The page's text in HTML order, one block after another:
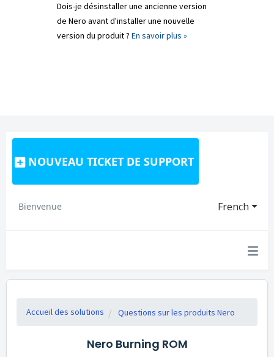
Dois-je désinstaller une ancienne version
de Nero avant d'installer une nouvelle
version du produit ? En savoir plus »
NOUVEAU TICKET DE SUPPORT
French
Bienvenue
Accueil des solutions Questions sur les produits Nero
Nero Burning ROM